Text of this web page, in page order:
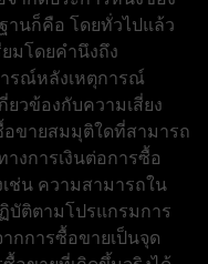
นก็คือ โดยทั่วไปแล้ว
มโดยคำนึงถึง
ารณ์หลังเหตุการณ์
วข้องกับความเสี่ยง
ขายสมมุติใดที่สามารถ
งการเงินต่อการซื้อ
ช่น ความสามารถใน
ติตามโปรแกรมการ
กการซื้อขายเป็นจุด